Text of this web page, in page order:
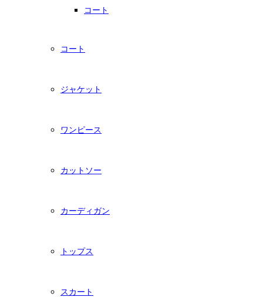
コート
コート
ジャケット
ワンピース
カットソー
カーディガン
トップス
スカート